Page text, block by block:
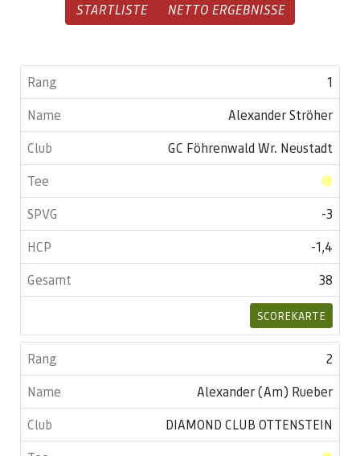
STARTLISTE NETTO ERGEBNISSE
1
Alexander Ströher
GC Föhrenwald Wr. Neustadt
-3
-1,4
38
SCOREKARTE
2
Alexander (Am) Rueber
DIAMOND CLUB OTTENSTEIN